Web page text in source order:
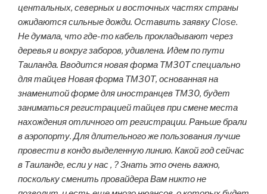
центальных, северных и восточных частях страны
ожидаются сильные дожди. Оставить заявку Close.
Не думала, что где-то кабель прокладывают через
деревья и вокруг заборов, удивлена. Идем по пути
Таиланда. Вводится новая форма ТМ30Т специально
для тайцев Новая форма ТМ30Т, основанная на
знаменитой форме для иностранцев ТМ30, будет
заниматься регистрацией тайцев при смене места
нахождения отличного от регистрации. Раньше брали
в аэропорту. Для длительного же пользования лучше
провести в кондо выделенную линию. Какой год сейчас
в Таиланде, если у нас , ? Знать это очень важно,
поскольку сменить провайдера Вам никто не